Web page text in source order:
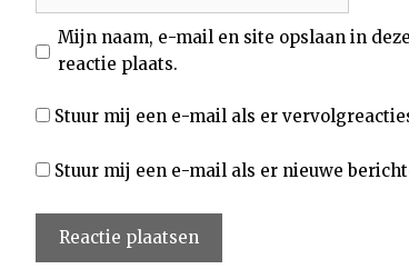
Mijn naam, e-mail en site opslaan in
reactie plaats.
Stuur mij een e-mail als er
Stuur mij een e-mail als er nieuwe